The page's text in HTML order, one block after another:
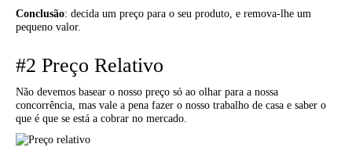
Conclusão: decida um preço para o seu produto, e remova-lhe um
pequeno valor.
#2 Preço Relativo
Não devemos basear o nosso preço só ao olhar para a nossa
concorrência, mas vale a pena fazer o nosso trabalho de casa e saber o
que é que se está a cobrar no mercado.